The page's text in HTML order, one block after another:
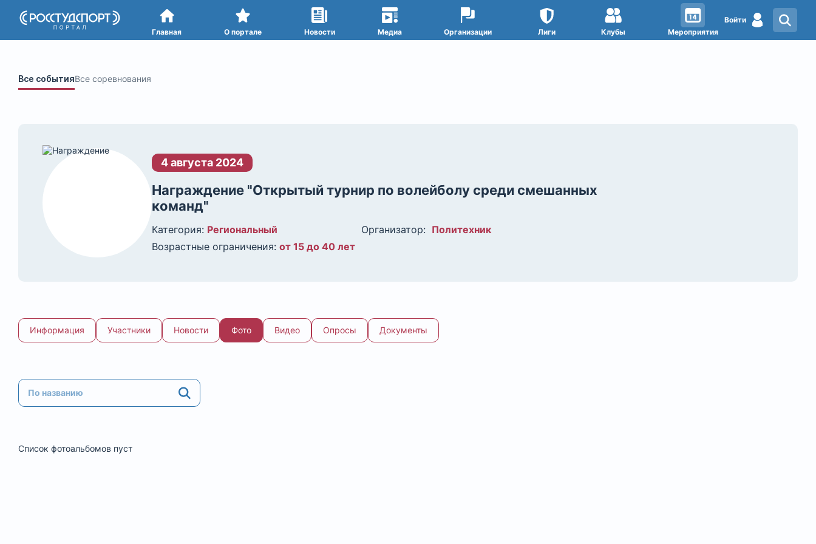
Порталстуденческого спорта
Войти
Главная
О портале Новости Медиа Организации Лиги Клубы Мероприятия
Все событияВсе соревнования
4 августа 2024
Награждение "Открытый турнир по волейболу среди смешанных
команд"
Категория: Региональный Организатор: Политехник
Возрастные ограничения: от 15 до 40 лет
Информация Участники Новости Фото Видео Опросы Документы
Список фотоальбомов пуст